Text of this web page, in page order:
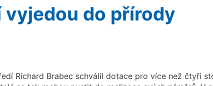
do přírody
Richard Brabec schválil dotace pro více než čtyři